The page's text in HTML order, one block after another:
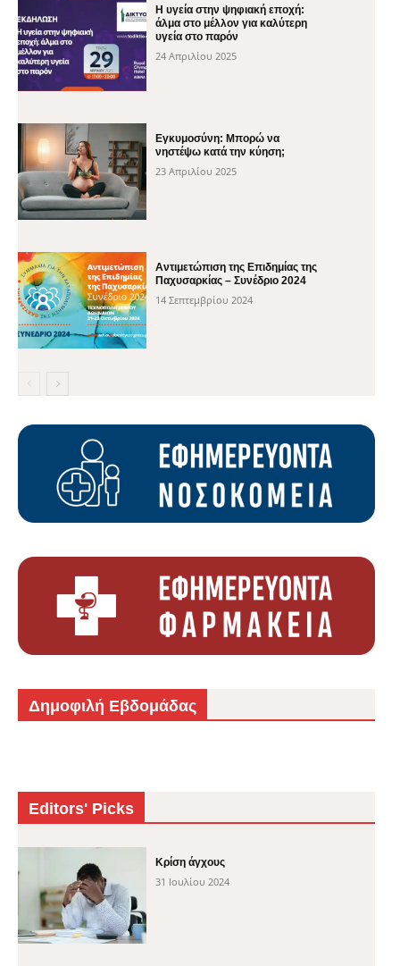
H υγεία στην ψηφιακή εποχή:
άλμα στο μέλλον για καλύτερη
υγεία στο παρόν
24 Απριλίου 2025
Εγκυμοσύνη: Μπορώ να
νηστέψω κατά την κύηση;
23 Απριλίου 2025
Αντιμετώπιση της Επιδημίας της
Παχυσαρκίας – Συνέδριο 2024
14 Σεπτεμβρίου 2024
Δημοφιλή Εβδομάδας
Editors' Picks
Κρίση άγχους
31 Ιουλίου 2024